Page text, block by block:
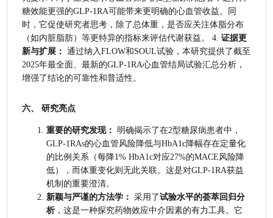
糖效能更强的GLP-1RA可能带来更明确的心血管收益。同
时，它促使研究者思考，除了总体重，是否应关注体脂分布
（如内脏脂肪）等更特异的指标来评估代谢获益。 4. 证据更
新与扩展： 通过纳入FLOW和SOUL试验，本研究提供了截至
2025年最全面、最新的GLP-1RA心血管结局试验汇总分析，
增强了结论的可靠性和普适性。
六、 研究亮点
重要的研究发现：
明确揭示了在2型糖尿病患者中，
GLP-1RAs的心血管风险降低与HbA1c降幅存在定量化
的比例关系（每降1% HbA1c对应27%的MACE风险降
低），而体重变化则无此关联。这是对GLP-1RA获益
机制的重要澄清。
新颖与严谨的方法学： 采用了试验水平的荟萃回归分
析，这是一种探究药物效应中介因素的有力工具。它